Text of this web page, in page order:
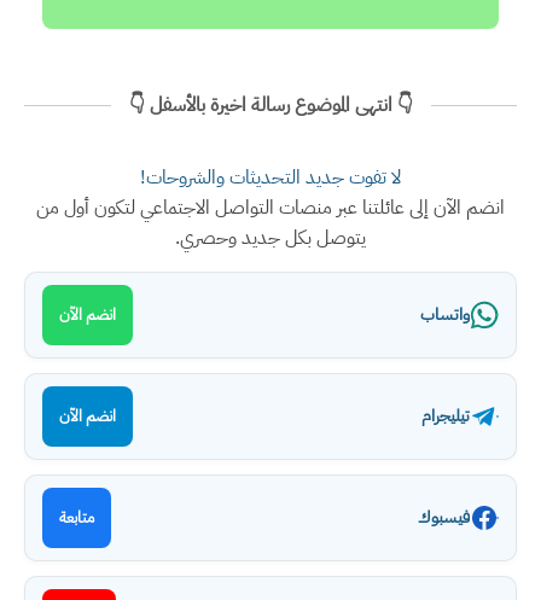
👇 انتهى الموضوع رسالة اخيرة بالأسفل 👇
لا تفوت جديد التحديثات والشروحات!
انضم الآن إلى عائلتنا عبر منصات التواصل الاجتماعي لتكون أول من
يتوصل بكل جديد وحصري.
واتساب انضم الآن
تيليجرام انضم الآن
فيسبوك متابعة